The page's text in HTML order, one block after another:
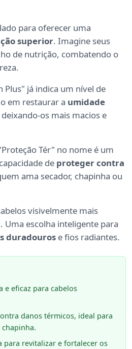
para oferecer uma
superior. Imagine seus
de nutrição, combatendo o
já indica um nível de
em restaurar a umidade
os mais macios e
Tér" no nome é um
de proteger contra
ama secador, chapinha ou
visivelmente mais
Uma escolha inteligente para
duradouros e fios radiantes.
e eficaz para cabelos
danos térmicos, ideal para
para revitalizar e fortalecer os